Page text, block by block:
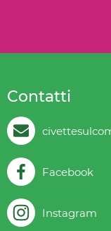
Contatti
Facebook
Instagram